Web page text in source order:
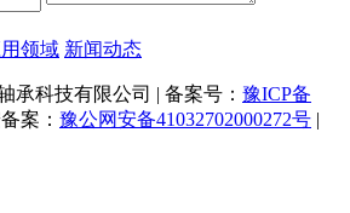
领域 新闻动态
承科技有限公司 | 备案号： 豫ICP备
案： 豫公网安备41032702000272号 |